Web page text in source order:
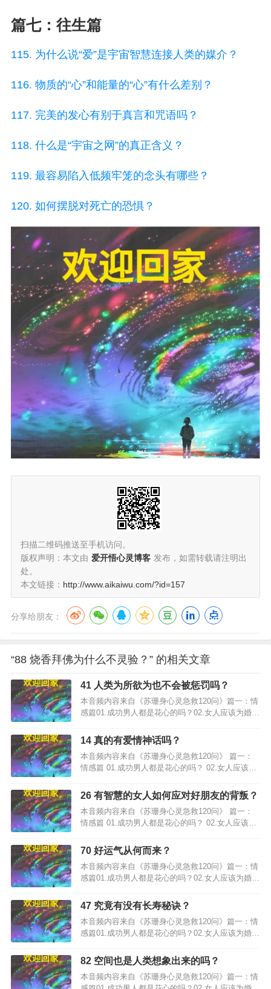
篇七：往生篇
115. 为什么说“爱”是宇宙智慧连接人类的媒介？
116. 物质的“心”和能量的“心”有什么差别？
117. 完美的发心有别于真言和咒语吗？
118. 什么是“宇宙之网”的真正含义？
119. 最容易陷入低频牢笼的念头有哪些？
120. 如何摆脱对死亡的恐惧？
扫描二维码推送至手机访问。
版权声明：本文由 爱开悟心灵博客 发布，如需转载请注明出
处。
本文链接： http://www.aikaiwu.com/?id=157
分享给朋友：
“88 烧香拜佛为什么不灵验？” 的相关文章
41 人类为所欲为也不会被惩罚吗？
本音频内容来自《苏珊身心灵急救120问》篇一：情
感篇01.成功男人都是花心的吗？02.女人应该为婚姻
14 真的有爱情神话吗？
本音频内容来自《苏珊身心灵急救120问》 篇一：
情感篇 01.成功男人都是花心的吗？ 02.女人应该为
26 有智慧的女人如何应对好朋友的背叛？
本音频内容来自《苏珊身心灵急救120问》 篇一：
情感篇 01.成功男人都是花心的吗？ 02.女人应该为
70 好运气从何而来？
本音频内容来自《苏珊身心灵急救120问》篇一：情
感篇01.成功男人都是花心的吗？02.女人应该为婚姻
47 究竟有没有长寿秘诀？
本音频内容来自《苏珊身心灵急救120问》篇一：情
感篇01.成功男人都是花心的吗？02.女人应该为婚姻
82 空间也是人类想象出来的吗？
本音频内容来自《苏珊身心灵急救120问》篇一：情